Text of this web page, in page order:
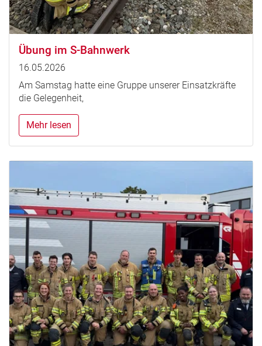
Übung im S-Bahnwerk
16.05.2026
Am Samstag hatte eine Gruppe unserer Einsatzkräfte
die Gelegenheit,
Mehr lesen